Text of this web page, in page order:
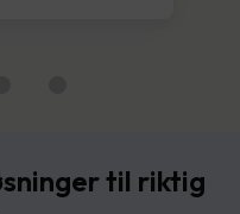
til riktig